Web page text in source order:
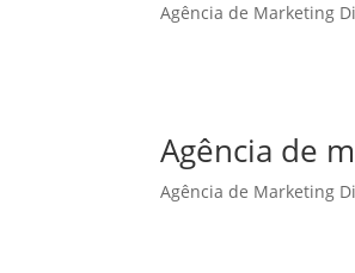
Agência de Marketing
Agência de
Agência de Marketing